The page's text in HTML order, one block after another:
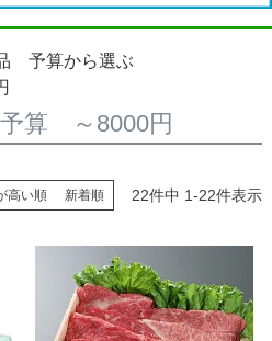
予算から選ぶ
算 ～8000円
高い順 新着順 22件中 1-22件表示